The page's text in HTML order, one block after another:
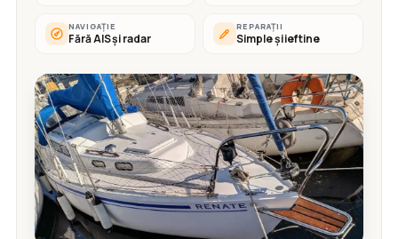
NAVIGAȚIE
Fără AIS și radar
REPARAȚII
Simple și ieftine